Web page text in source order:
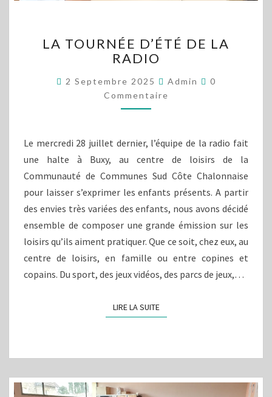
TOURNÉE
D’ÉTÉ
LA
RADIO
LA TOURNÉE D’ÉTÉ DE LA
RADIO
2 Septembre 2025 Admin
0
Commentaire
Le mercredi 28 juillet dernier, l’équipe de la radio fait
une halte à Buxy, au centre de loisirs de la
Communauté de Communes Sud Côte Chalonnaise
pour laisser s’exprimer les enfants présents. A partir
des envies très variées des enfants, nous avons décidé
ensemble de composer une grande émission sur les
loisirs qu’ils aiment pratiquer. Que ce soit, chez eux, au
centre de loisirs, en famille ou entre copines et
copains. Du sport, des jeux vidéos, des parcs de jeux,…
LIRE LA SUITELIRE LA SUITE